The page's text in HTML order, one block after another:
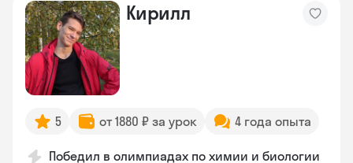
Кирилл
5 от 1880 ₽ за урок 4 года опыта
Победил в олимпиадах по химии и биологии